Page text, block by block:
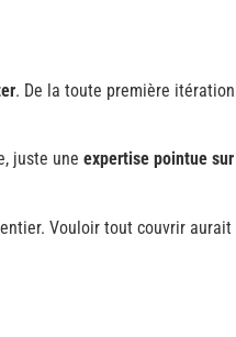
. De la toute première
juste une expertise pointue
Vouloir tout couvrir